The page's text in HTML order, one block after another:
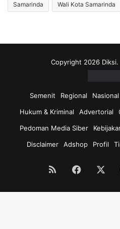
Samarinda Wali Kota Samarinda
Copyright 2026
Semenit Regional Nasional
Hukum & Kriminal
Advertorial
Pedoman Media Siber
Disclaimer
Adshop Profil
RSS